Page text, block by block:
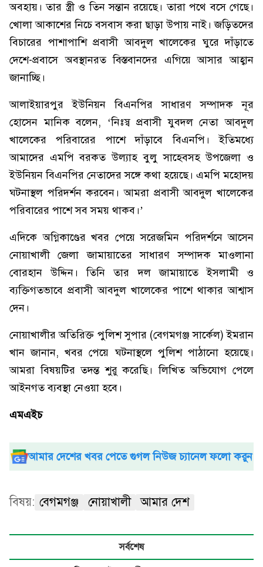
অবহায়। তার স্ত্রী ও তিন সন্তান রয়েছে। তারা পথে বসে গেছে।
খোলা আকাশের নিচে বসবাস করা ছাড়া উপায় নাই। জড়িতদের
বিচারের পাশাপাশি প্রবাসী আবদুল খালেকের ঘুরে দাঁড়াতে
দেশে-প্রবাসে অবস্থানরত বিস্তবানদের এগিয়ে আসার আহ্বান
জানাচ্ছি।
আলাইয়ারপুর ইউনিয়ন বিএনপির সাধারণ সম্পাদক নূর
হোসেন মানিক বলেন, ‘নিঃস্ব প্রবাসী যুবদল নেতা আবদুল
খালেকের পরিবারের পাশে দাঁড়াবে বিএনপি। ইতিমধ্যে
আমাদের এমপি বরকত উল্যাহ বুলু সাহেবসহ উপজেলা ও
ইউনিয়ন বিএনপির নেতাদের সঙ্গে কথা হয়েছে। এমপি মহোদয়
ঘটনাস্থল পরিদর্শন করবেন। আমরা প্রবাসী আবদুল খালেকের
পরিবারের পাশে সব সময় থাকব।’
এদিকে অগ্নিকাণ্ডের খবর পেয়ে সরেজমিন পরিদর্শনে আসেন
নোয়াখালী জেলা জামায়াতের সাধারণ সম্পাদক মাওলানা
বোরহান উদ্দিন। তিনি তার দল জামায়াতে ইসলামী ও
ব্যক্তিগতভাবে প্রবাসী আবদুল খালেকের পাশে থাকার আশ্বাস
দেন।
নোয়াখালীর অতিরিক্ত পুলিশ সুপার (বেগমগঞ্জ সার্কেল) ইমরান
খান জানান, খবর পেয়ে ঘটনাস্থলে পুলিশ পাঠানো হয়েছে।
আমরা বিষয়টির তদন্ত শুরু করেছি। লিখিত অভিযোগ পেলে
আইনগত ব্যবস্থা নেওয়া হবে।
এমএইচ
আমার দেশের খবর পেতে গুগল নিউজ চ্যানেল ফলো করুন
বিষয়: বেগমগঞ্জ নোয়াখালী আমার দেশ
সর্বশেষ